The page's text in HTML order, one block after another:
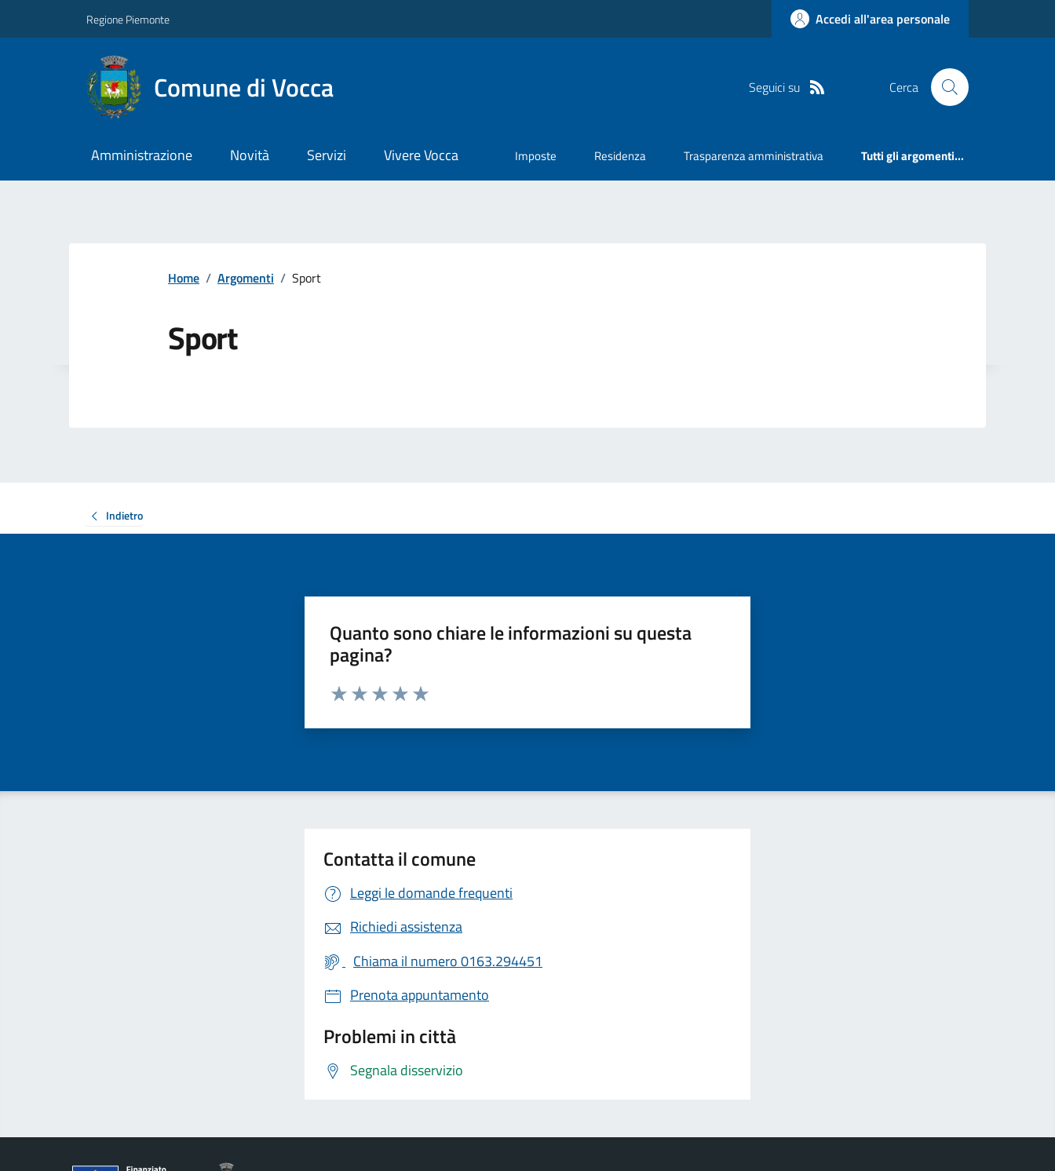
Regione Piemonte Accedi all'area personale
Comune di Vocca Seguici su Cerca
Amministrazione Novità Servizi Vivere Vocca Imposte Residenza Trasparenza amministrativa Tutti gli argomenti...
Home / Argomenti / Sport
Sport
Indietro
Quanto sono chiare le informazioni su questa
pagina?
Valuta da 1 a 5 stelle la pagina
Contatta il comune
Leggi le domande frequenti
Richiedi assistenza
Chiama il numero 0163.294451
Prenota appuntamento
Problemi in città
Segnala disservizio